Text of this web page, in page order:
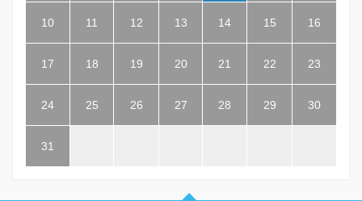
10 11 12 13 14 15 16
17 18 19 20 21 22 23
24 25 26 27 28 29 30
31